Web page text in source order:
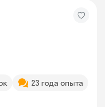
23 года опыта